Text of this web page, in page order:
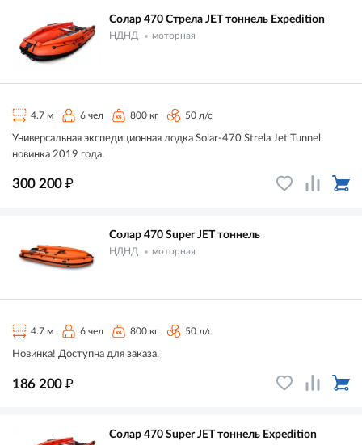
Солар 470 Стрела JET тоннель Expedition
НДНД моторная
4.7 м 6 чел 800 кг 50 л/с
Универсальная экспедиционная лодка Solar-470 Strela Jet Tunnel
новинка 2019 года.
300 200 ₽
Солар 470 Super JET тоннель
НДНД моторная
4.7 м 6 чел 800 кг 50 л/с
Новинка! Доступна для заказа.
186 200 ₽
Солар 470 Super JET тоннель Expedition